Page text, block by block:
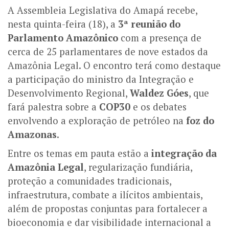
A Assembleia Legislativa do Amapá recebe,
nesta quinta-feira (18), a 3ª reunião do
Parlamento Amazônico com a presença de
cerca de 25 parlamentares de nove estados da
Amazônia Legal. O encontro terá como destaque
a participação do ministro da Integração e
Desenvolvimento Regional, Waldez Góes, que
fará palestra sobre a COP30 e os debates
envolvendo a exploração de petróleo na foz do
Amazonas.
Entre os temas em pauta estão a integração da
Amazônia Legal, regularização fundiária,
proteção a comunidades tradicionais,
infraestrutura, combate a ilícitos ambientais,
além de propostas conjuntas para fortalecer a
bioeconomia e dar visibilidade internacional a